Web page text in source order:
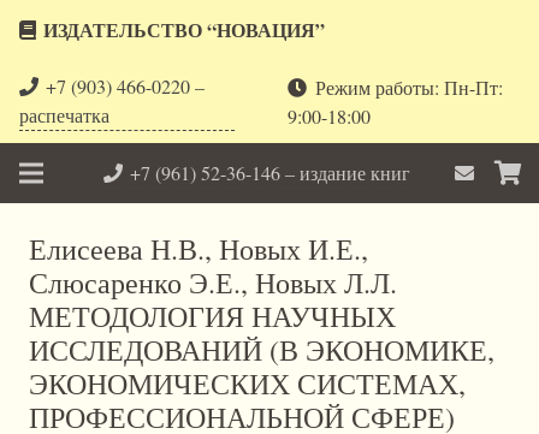
ИЗДАТЕЛЬСТВО “НОВАЦИЯ”
+7 (903) 466-0220 –
распечатка
Режим работы: Пн-Пт:
9:00-18:00
+7 (961) 52-36-146 – издание книг
Елисеева Н.В., Новых И.Е.,
Слюсаренко Э.Е., Новых Л.Л.
МЕТОДОЛОГИЯ НАУЧНЫХ
ИССЛЕДОВАНИЙ (В ЭКОНОМИКЕ,
ЭКОНОМИЧЕСКИХ СИСТЕМАХ,
ПРОФЕССИОНАЛЬНОЙ СФЕРЕ)